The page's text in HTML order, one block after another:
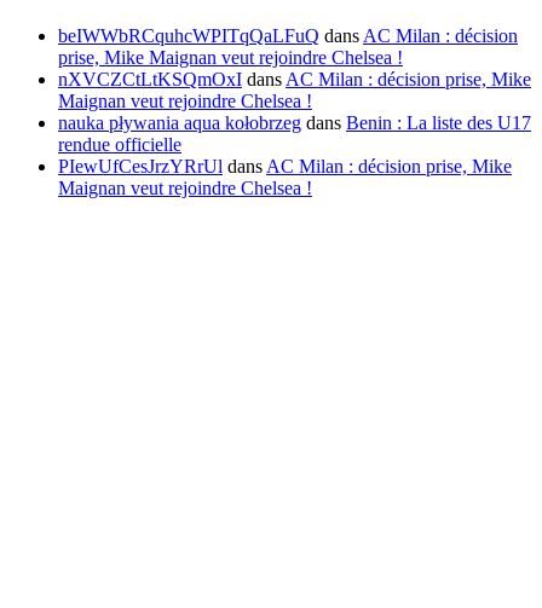
beIWWbRCquhcWPITqQaLFuQ dans AC Milan : décision
prise, Mike Maignan veut rejoindre Chelsea !
nXVCZCtLtKSQmOxI dans AC Milan : décision prise, Mike
Maignan veut rejoindre Chelsea !
nauka pływania aqua kołobrzeg dans Benin : La liste des U17
rendue officielle
PIewUfCesJrzYRrUl dans AC Milan : décision prise, Mike
Maignan veut rejoindre Chelsea !